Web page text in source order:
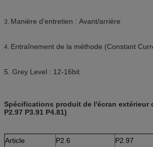
3. Manière d'entretien : Avant/arrière
4. Entraînement de la méthode (Constant
5. Grey Level : 12-16bit
Spécifications produit de l'écran extérieur
P2.97 P3.91 P4.81)
Article P2.6 P2.97